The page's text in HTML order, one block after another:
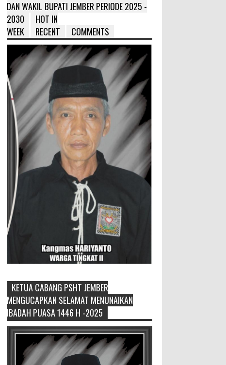
DAN WAKIL BUPATI JEMBER PERIODE 2025 -
2030
HOT IN
WEEK
RECENT COMMENTS
Pemilik Lahan Safi'i Dilaporkan
Pencurian dan Pengrusakan
Didampingi Kuasa Hukum Safi'i
Datangi Polres Jember
MEMOPOS.vo.id, Jember - Safi'i (76) warga
Kreyongan, Kelurahan Patrang, Kabupat...
KETUA CABANG PSHT JEMBER
MENGUCAPKAN SELAMAT MENUNAIKAN
IBADAH PUASA 1446 H -2025